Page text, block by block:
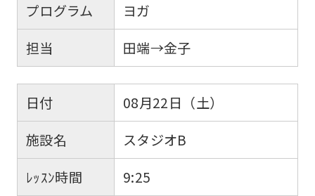
プログラム
ヨガ
担当
田端→金子
日付
08月22日（土）
施設名
スタジオB
ﾚｯｽﾝ時間
9:25